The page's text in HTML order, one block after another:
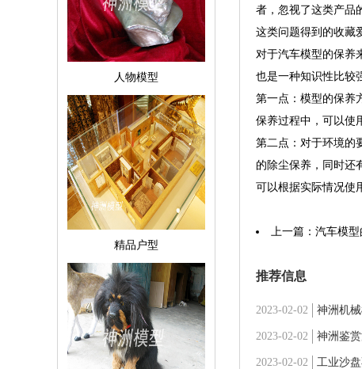
人物模型
精品户型
者，忽视了这类产品
这类问题得到的收藏
对于汽车模型的保养
也是一种知识性比较
第一点：模型的保养
保养过程中，可以使
第二点：对于环境的
的除尘保养，同时还
可以根据实际情况使
上一篇： 汽车模
推荐信息
2023-02-02 神洲机
2023-02-02 神洲鉴
2023-02-02 工业沙